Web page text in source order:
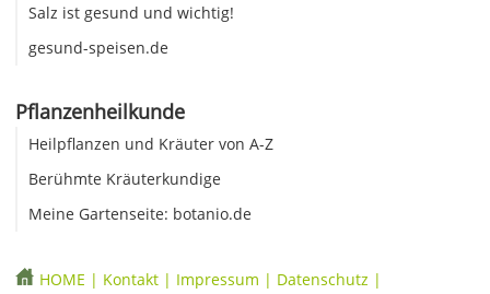
Salz ist gesund und wichtig!
gesund-speisen.de
Pflanzenheilkunde
Heilpflanzen und Kräuter von A-Z
Berühmte Kräuterkundige
Meine Gartenseite: botanio.de
HOME | Kontakt | Impressum | Datenschutz |